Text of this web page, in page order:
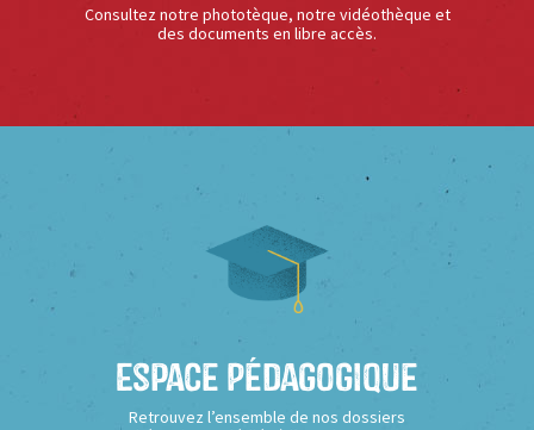
Consultez notre phototèque, notre vidéothèque et
des documents en libre accès.
Espace Pédagogique
Retrouvez l’ensemble de nos dossiers